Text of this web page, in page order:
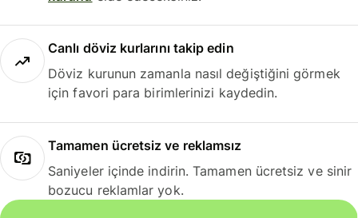
Canlı döviz kurlarını takip edin
Döviz kurunun zamanla nasıl değiştiğini görmek
için favori para birimlerinizi kaydedin.
Tamamen ücretsiz ve reklamsız
Saniyeler içinde indirin. Tamamen ücretsiz ve sinir
bozucu reklamlar yok.